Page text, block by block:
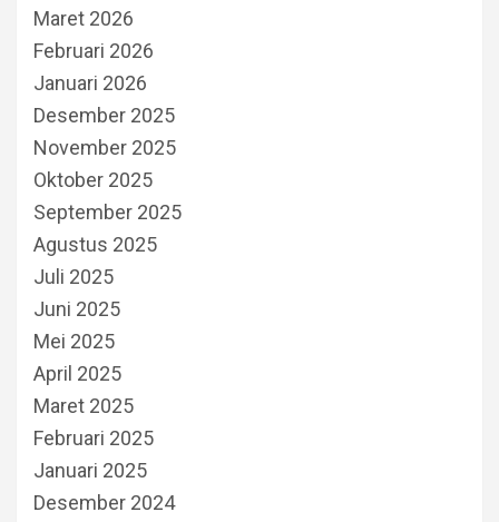
Maret 2026
Februari 2026
Januari 2026
Desember 2025
November 2025
Oktober 2025
September 2025
Agustus 2025
Juli 2025
Juni 2025
Mei 2025
April 2025
Maret 2025
Februari 2025
Januari 2025
Desember 2024